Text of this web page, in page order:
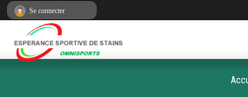
Se connecter
Panneau de gestion des cookies